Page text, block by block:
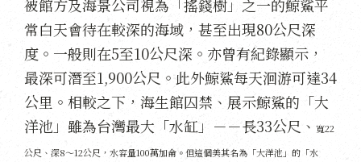
被館方及海景公司視為「搖錢樹」之一的鯨鯊平
常白天會待在較深的海域，甚至出現80公尺深
度。一般則在5至10公尺深。亦曾有紀錄顯示，
最深可潛至1,900公尺。此外鯨鯊每天洄游可達34
公里。相較之下，海生館囚禁、展示鯨鯊的「大
洋池」雖為台灣最大「水缸」－－長33公尺、 寬22
公尺、深8～12公尺，水容量100萬加侖。但這個美其名為「大洋池」的「水